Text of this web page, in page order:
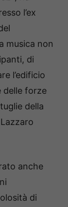
l’ex
musica non
di
l’edificio
delle forze
della
anche
di